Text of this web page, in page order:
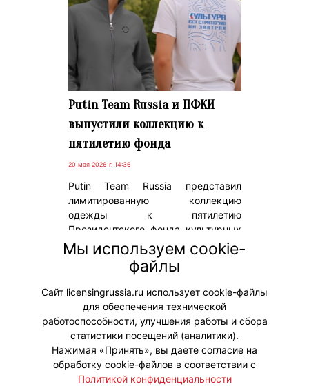
Putin Team Russia и ПФКИ
выпустили коллекцию к
пятилетию фонда
20 мая 2026 г. 14:36
Putin Team Russia представил
лимитированную коллекцию
одежды к пятилетию
Президентского фонда культурных
инициатив (ПФКИ). В капсулу вошли
бомбер, толстовки, жилеты,
футболки и специально
разработанные аксессуары.
#Коллаборации
Мы используем cookie-
файлы
Сайт licensingrussia.ru использует cookie-файлы
для обеспечения технической
работоспособности, улучшения работы и сбора
статистики посещений (аналитики).
Нажимая «Принять», вы даете согласие на
обработку cookie-файлов в соответствии с
Политикой конфиденциальности